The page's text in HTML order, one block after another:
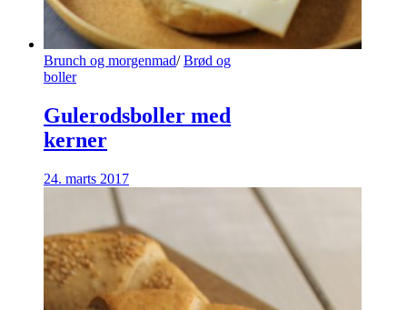
Brunch og morgenmad/ Brød og
boller
Gulerodsboller med
kerner
24. marts 2017